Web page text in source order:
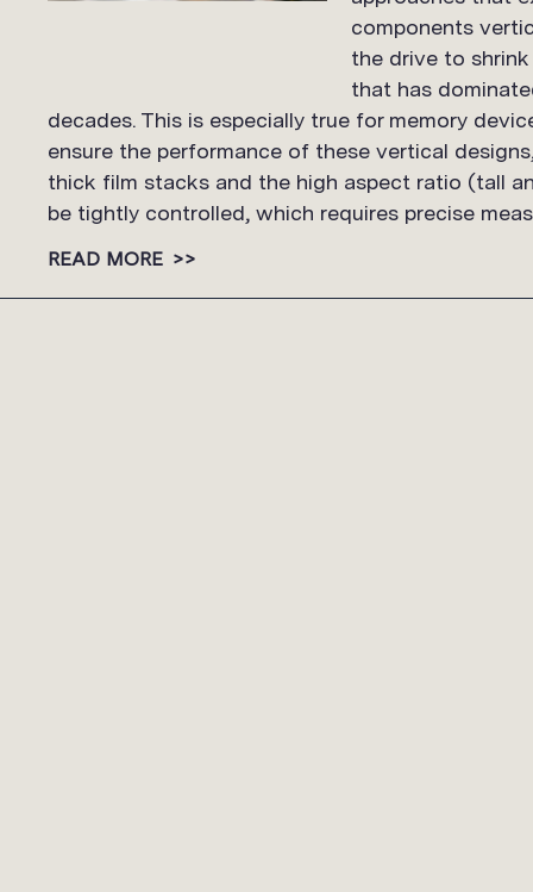
components
the drive to
that has
decades. This is especially true for memory
ensure the performance of these vertical
thick film stacks and the high aspect ratio (tall
be tightly controlled, which requires precise
READ MORE >>